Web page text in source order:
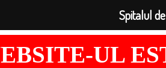
UL
Spitalul